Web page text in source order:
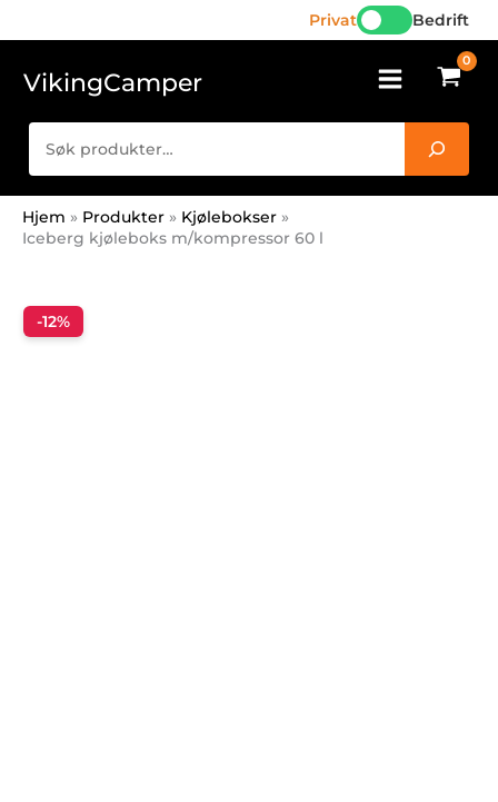
rett
innholdet
Privat Bedrift
VikingCamper
Hjem Produkter
Kjølebokser
Iceberg kjøleboks m/kompressor 60 l
-12%